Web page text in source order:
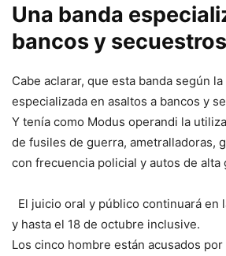
Una banda
bancos y secuestros
Cabe aclarar, que esta banda según
especializada en asaltos a bancos y
Y tenía como Modus operandi la
de fusiles de guerra, ametralladoras,
con frecuencia policial y autos de alta
El juicio oral y público continuará en
y hasta el 18 de octubre inclusive.
Los cinco hombre están acusados